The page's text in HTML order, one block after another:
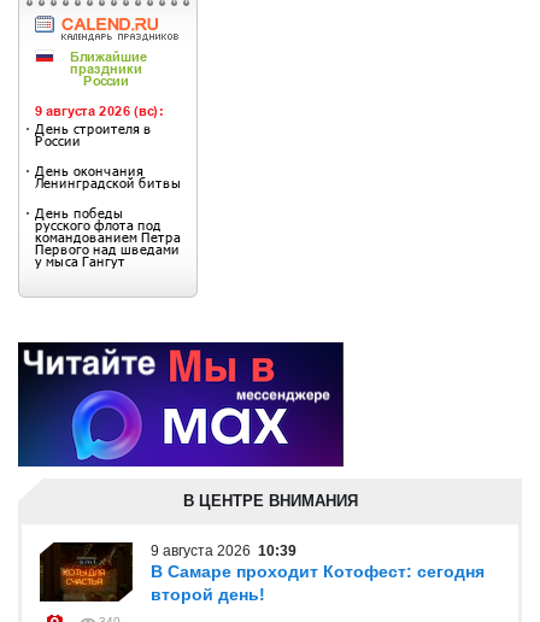
В ЦЕНТРЕ ВНИМАНИЯ
9 августа 2026 10:39
В Самаре проходит Котофест: сегодня
второй день!